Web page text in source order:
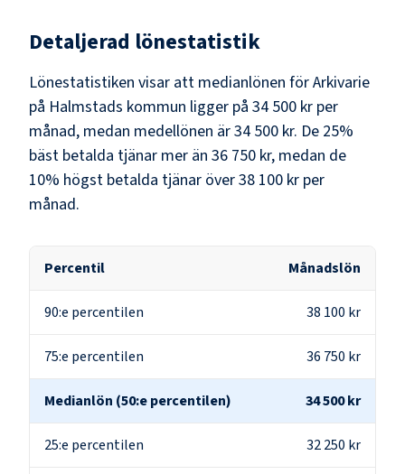
Detaljerad lönestatistik
Lönestatistiken visar att medianlönen förArkivarie
på Halmstads kommun ligger på 34 500 kr per
månad, medan medellönen är34 500 kr. De 25%
bäst betalda tjänar mer än 36 750 kr, medan de
10% högst betalda tjänar över38 100 kr per
månad.
Percentil Månadslön
90:e percentilen 38 100 kr
75:e percentilen 36 750 kr
Medianlön (50:e percentilen) 34 500 kr
25:e percentilen 32 250 kr